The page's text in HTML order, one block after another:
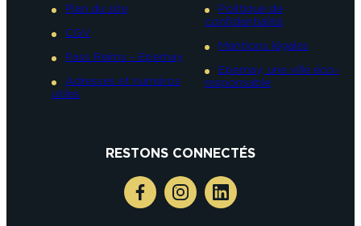
Plan du site
CGV
Pass Reims – Epernay
Adresses et numéros
utiles
Politique de
confidentialité
Mentions légales
Epernay, une ville éco-
responsable
RESTONS CONNECTÉS